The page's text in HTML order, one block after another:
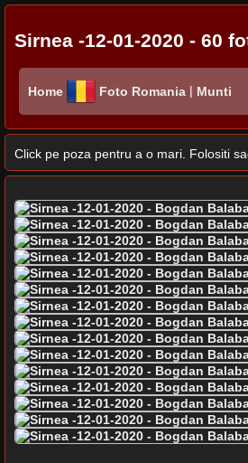
Sirnea -12-01-2020 - 60
Home Foto Romania | Munti
Click pe poza pentru a o mari. Folositi